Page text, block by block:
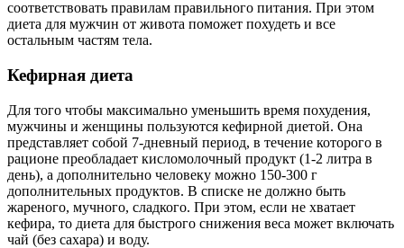
соответствовать правилам правильного питания. При этом
диета для мужчин от живота поможет похудеть и все
остальным частям тела.
Кефирная диета
Для того чтобы максимально уменьшить время похудения,
мужчины и женщины пользуются кефирной диетой. Она
представляет собой 7-дневный период, в течение которого в
рационе преобладает кисломолочный продукт (1-2 литра в
день), а дополнительно человеку можно 150-300 г
дополнительных продуктов. В списке не должно быть
жареного, мучного, сладкого. При этом, если не хватает
кефира, то диета для быстрого снижения веса может включать
чай (без сахара) и воду.